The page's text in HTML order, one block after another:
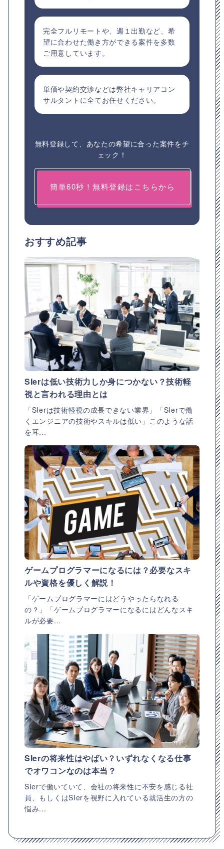
完全フルリモートや、週１出勤など、希
望に合わせた働き方ができる案件を多数
ご用意しています。
単価や契約交渉などは弊社キャリアコン
サルタントに全てお任せください。
無料登録して、あなたの希望に合った案件をチ
ェック！
簡単60秒！無料登録はこちらから
おすすめ記事
SIerは低い技術力しか身につかない？技術軽
視と言われる理由とは
「SIerは技術軽視の成長できない業界」「SIerで働
くエンジニアの技術やスキルは低い」このような話
を耳...
ゲームプログラマーになるには？必要なスキ
ルや資格を優しく解説！
「ゲームプログラマーにはどうやったらなれる
の？」「ゲームプログラマーになるにはどんなスキ
ルが必要...
SIerの将来性はやばい？いずれなくなる仕事
でオワコンなのは本当？
SIerで働いていて、会社の将来性に不安を感じる社
員、もしくはSIerを視野に入れている就活生の方の
悩み...